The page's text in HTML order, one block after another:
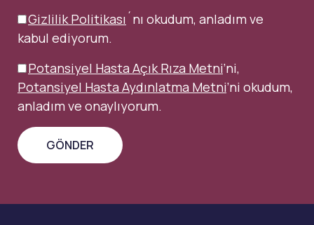
Gizlilik Politikası ´nı okudum, anladım ve
kabul ediyorum.
Potansiyel Hasta Açık Rıza Metni’ni,
Potansiyel Hasta Aydınlatma Metni’ni okudum,
anladım ve onaylıyorum.